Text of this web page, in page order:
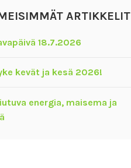
ARTIKKELIT
18.7.2026
kevät ja kesä 2026!
energia, maisema ja